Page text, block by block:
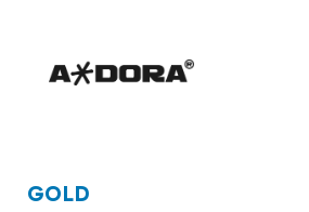
GOLD